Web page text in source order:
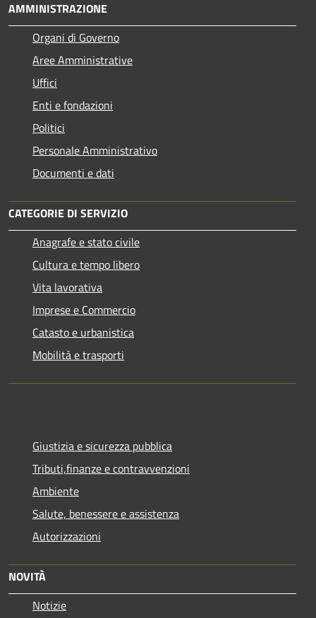
AMMINISTRAZIONE
Organi di Governo
Aree Amministrative
Uffici
Enti e fondazioni
Politici
Personale Amministrativo
Documenti e dati
CATEGORIE DI SERVIZIO
Anagrafe e stato civile
Cultura e tempo libero
Vita lavorativa
Imprese e Commercio
Catasto e urbanistica
Mobilità e trasporti
Giustizia e sicurezza pubblica
Tributi,finanze e contravvenzioni
Ambiente
Salute, benessere e assistenza
Autorizzazioni
NOVITÀ
Notizie